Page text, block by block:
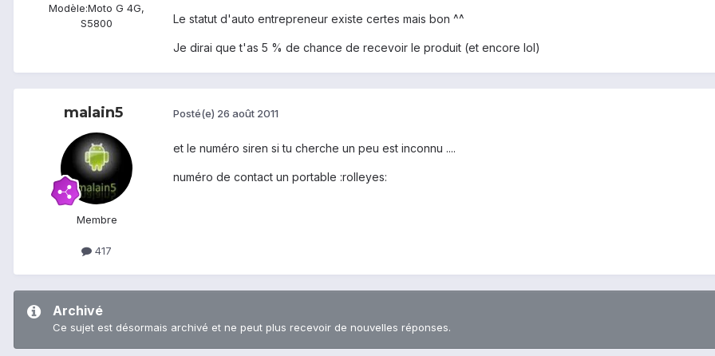
Modèle:Moto G 4G,
S5800
Le statut d'auto entrepreneur existe certes mais bon ^^
Je dirai que t'as 5 % de chance de recevoir le produit (et encore lol)
malain5
Membre
417
Posté(e) 26 août 2011
et le numéro siren si tu cherche un peu est inconnu ....
numéro de contact un portable :rolleyes:
Archivé
Ce sujet est désormais archivé et ne peut plus recevoir de nouvelles réponses.